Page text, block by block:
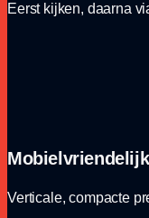
Eerst kijken, daarna
Mobielvriendelijk
Verticale, compacte